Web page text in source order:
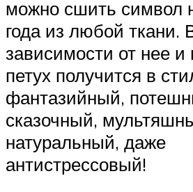
можно сшить символ
года из любой ткани.
зависимости от нее и
петух получится в
фантазийный,
сказочный,
натуральный, даже
антистрессовый!